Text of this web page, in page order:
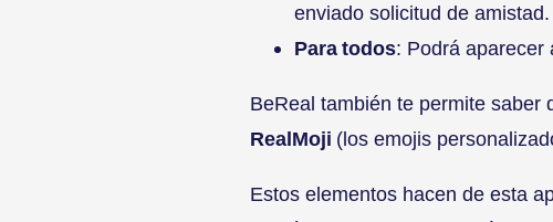
enviado solicitud de amistad.
Para todos: Podrá aparecer
BeReal también te permite saber
RealMoji (los emojis
Estos elementos hacen de esta